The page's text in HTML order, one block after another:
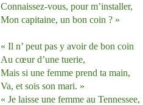
Connaissez-vous, pour m’installer,
Mon capitaine, un bon coin ? »
« Il n’ peut pas y avoir de bon coin
Au cœur d’une tuerie,
Mais si une femme prend ta main,
Va, et sois son mari. »
« Je laisse une femme au Tennessee,